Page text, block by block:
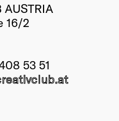
AUSTRIA
16/2
53 51
.at